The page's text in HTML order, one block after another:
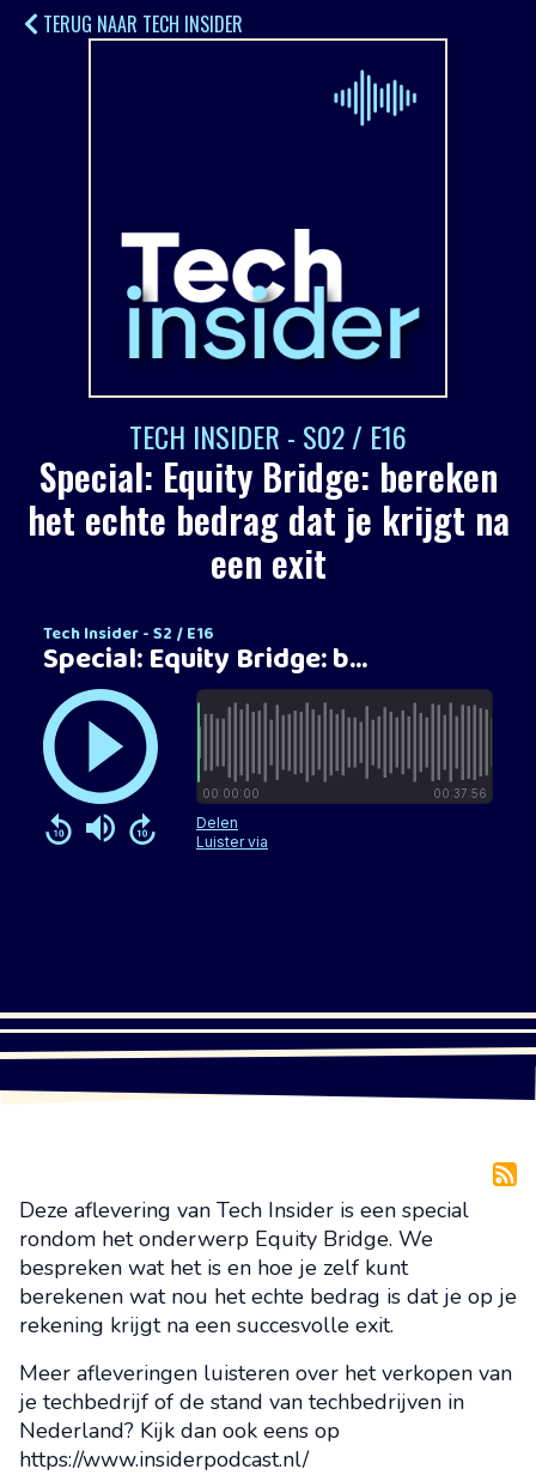
TERUG NAAR TECH INSIDER
TECH INSIDER - S02 / E16
Special: Equity Bridge: bereken
het echte bedrag dat je krijgt na
een exit
Deze aflevering van Tech Insider is een special
rondom het onderwerp Equity Bridge. We
bespreken wat het is en hoe je zelf kunt
berekenen wat nou het echte bedrag is dat je op je
rekening krijgt na een succesvolle exit.
Meer afleveringen luisteren over het verkopen van
je techbedrijf of de stand van techbedrijven in
Nederland? Kijk dan ook eens op
https://www.insiderpodcast.nl/